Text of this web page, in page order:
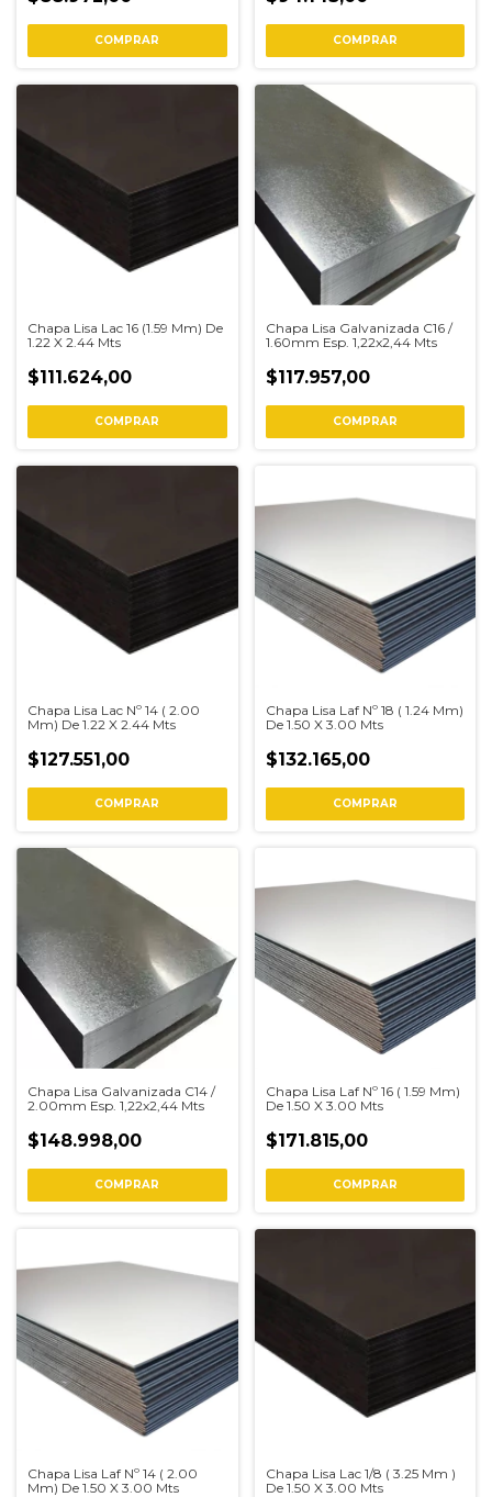
COMPRAR COMPRAR
Chapa Lisa Lac 16 (1.59 Mm) De
1.22 X 2.44 Mts
$111.624,00
COMPRAR
Chapa Lisa Galvanizada C16 /
1.60mm Esp. 1,22x2,44 Mts
$117.957,00
COMPRAR
Chapa Lisa Lac Nº 14 ( 2.00
Mm) De 1.22 X 2.44 Mts
$127.551,00
COMPRAR
Chapa Lisa Laf Nº 18 ( 1.24 Mm)
De 1.50 X 3.00 Mts
$132.165,00
COMPRAR
Chapa Lisa Galvanizada C14 /
2.00mm Esp. 1,22x2,44 Mts
$148.998,00
Chapa Lisa Laf Nº 16 ( 1.59 Mm)
De 1.50 X 3.00 Mts
$171.815,00
COMPRAR
Chapa Lisa Laf Nº 14 ( 2.00
Mm) De 1.50 X 3.00 Mts
Chapa Lisa Lac 1/8 ( 3.25 Mm )
De 1.50 X 3.00 Mts